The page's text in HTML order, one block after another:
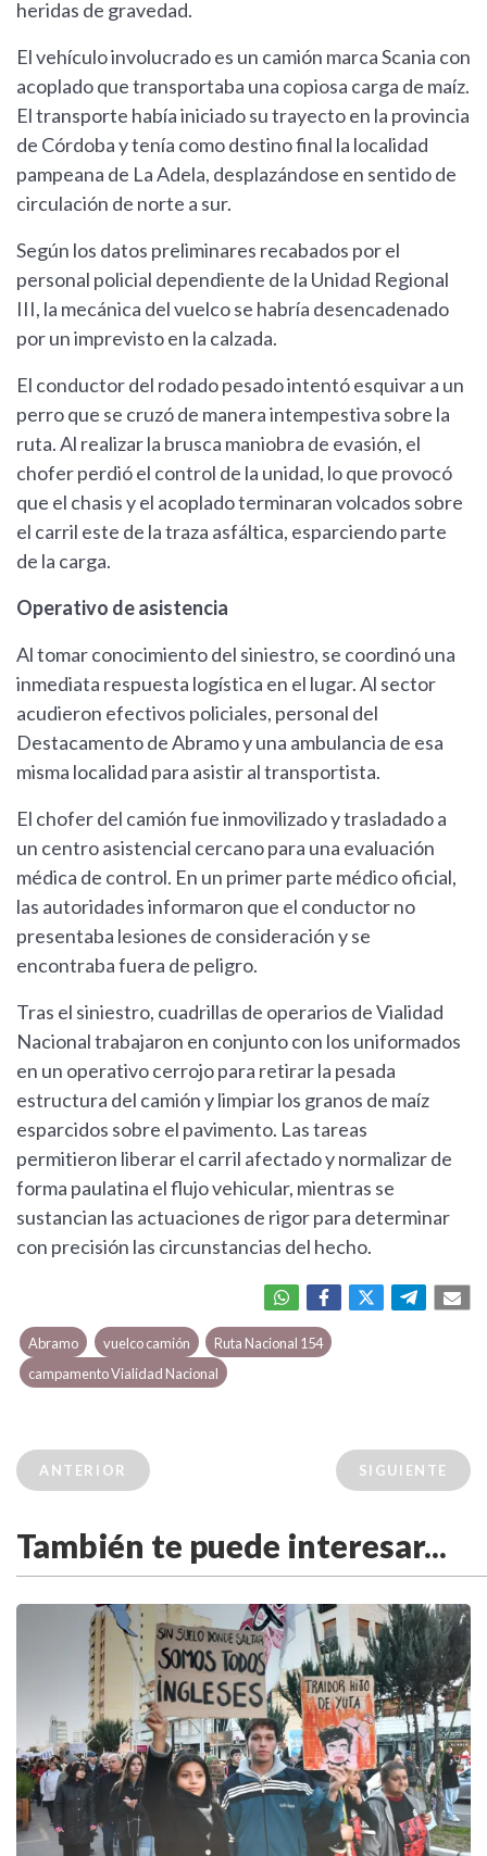
heridas de gravedad.
El vehículo involucrado es un camión marca Scania con
acoplado que transportaba una copiosa carga de maíz.
El transporte había iniciado su trayecto en la provincia
de Córdoba y tenía como destino final la localidad
pampeana de La Adela, desplazándose en sentido de
circulación de norte a sur.
Según los datos preliminares recabados por el
personal policial dependiente de la Unidad Regional
III, la mecánica del vuelco se habría desencadenado
por un imprevisto en la calzada.
El conductor del rodado pesado intentó esquivar a un
perro que se cruzó de manera intempestiva sobre la
ruta. Al realizar la brusca maniobra de evasión, el
chofer perdió el control de la unidad, lo que provocó
que el chasis y el acoplado terminaran volcados sobre
el carril este de la traza asfáltica, esparciendo parte
de la carga.
Operativo de asistencia
Al tomar conocimiento del siniestro, se coordinó una
inmediata respuesta logística en el lugar. Al sector
acudieron efectivos policiales, personal del
Destacamento de Abramo y una ambulancia de esa
misma localidad para asistir al transportista.
El chofer del camión fue inmovilizado y trasladado a
un centro asistencial cercano para una evaluación
médica de control. En un primer parte médico oficial,
las autoridades informaron que el conductor no
presentaba lesiones de consideración y se
encontraba fuera de peligro.
Tras el siniestro, cuadrillas de operarios de Vialidad
Nacional trabajaron en conjunto con los uniformados
en un operativo cerrojo para retirar la pesada
estructura del camión y limpiar los granos de maíz
esparcidos sobre el pavimento. Las tareas
permitieron liberar el carril afectado y normalizar de
forma paulatina el flujo vehicular, mientras se
sustancian las actuaciones de rigor para determinar
con precisión las circunstancias del hecho.
Abramo vuelco camión
Ruta Nacional 154
campamento Vialidad Nacional
ANTERIOR SIGUIENTE
También te puede interesar...